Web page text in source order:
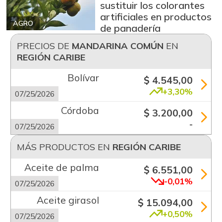
AGRO
sustituir los colorantes
artificiales en productos
de panadería
PRECIOS DE MANDARINA COMÚN EN
REGIÓN CARIBE
Bolívar
07/25/2026
$ 4.545,00
+3,30%
Córdoba
07/25/2026
$ 3.200,00
-
MÁS PRODUCTOS EN REGIÓN CARIBE
Aceite de palma
07/25/2026
$ 6.551,00
-0,01%
Aceite girasol
07/25/2026
$ 15.094,00
+0,50%